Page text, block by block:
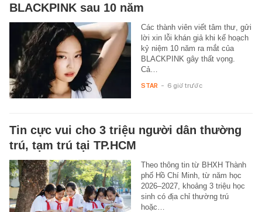
BLACKPINK sau 10 năm
Các thành viên viết tâm thư, gửi
lời xin lỗi khán giả khi kế hoạch
kỷ niệm 10 năm ra mắt của
BLACKPINK gây thất vọng.
Cả…
STAR - 6 giờ trước
Tin cực vui cho 3 triệu người dân thường
trú, tạm trú tại TP.HCM
Theo thông tin từ BHXH Thành
phố Hồ Chí Minh, từ năm học
2026–2027, khoảng 3 triệu học
sinh có địa chỉ thường trú
hoặc…